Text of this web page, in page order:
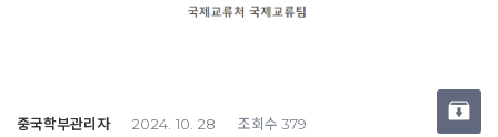
중국학부관리자 2024. 10. 28 조회수 379